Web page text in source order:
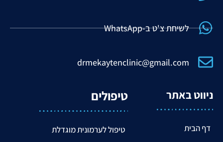
לשיחת צ'ט ב-WhatsApp
drmekaytenclinic@gmail.com
ניווט באתר
דף הבית
טיפולים
טיפול לערמונית מוגדלת